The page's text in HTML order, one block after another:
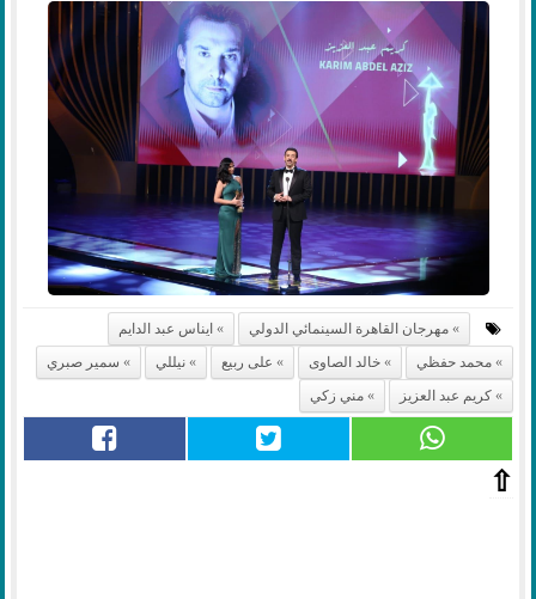
مهرجان القاهرة السينمائي الدولي
ايناس عبد الدايم
محمد حفظي
خالد الصاوى على ربيع نيللي
سمير صبري
كريم عبد العزيز
مني زكي
⇧